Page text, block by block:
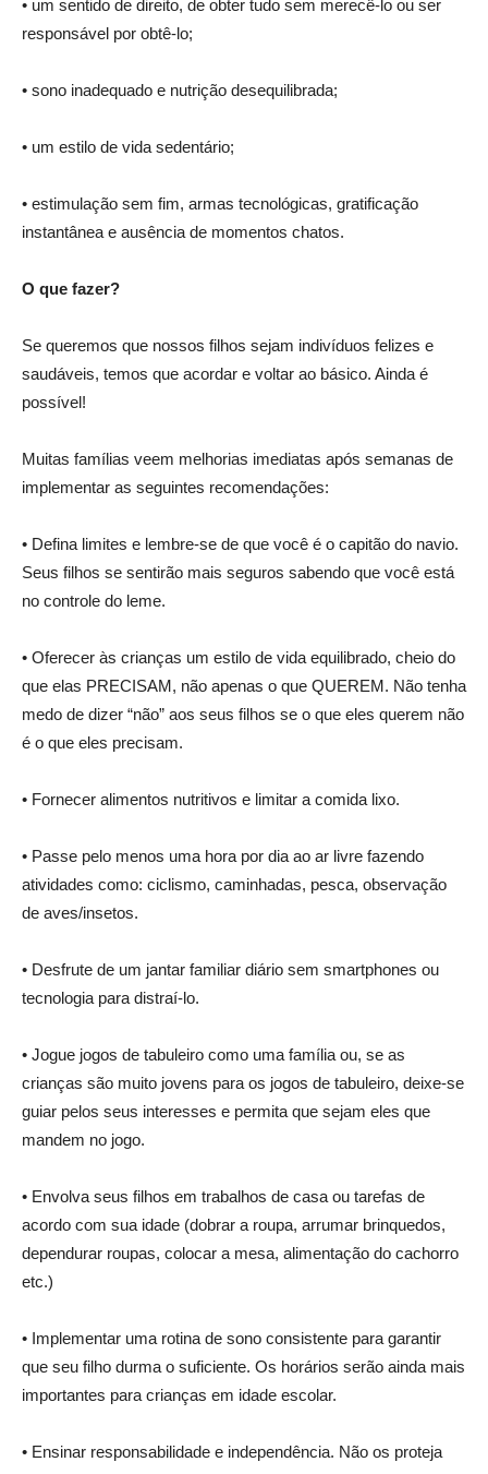
• um sentido de direito, de obter tudo sem merecê-lo ou ser
responsável por obtê-lo;
• sono inadequado e nutrição desequilibrada;
• um estilo de vida sedentário;
• estimulação sem fim, armas tecnológicas, gratificação
instantânea e ausência de momentos chatos.
O que fazer?
Se queremos que nossos filhos sejam indivíduos felizes e
saudáveis, temos que acordar e voltar ao básico. Ainda é
possível!
Muitas famílias veem melhorias imediatas após semanas de
implementar as seguintes recomendações:
• Defina limites e lembre-se de que você é o capitão do navio.
Seus filhos se sentirão mais seguros sabendo que você está
no controle do leme.
• Oferecer às crianças um estilo de vida equilibrado, cheio do
que elas PRECISAM, não apenas o que QUEREM. Não tenha
medo de dizer “não” aos seus filhos se o que eles querem não
é o que eles precisam.
• Fornecer alimentos nutritivos e limitar a comida lixo.
• Passe pelo menos uma hora por dia ao ar livre fazendo
atividades como: ciclismo, caminhadas, pesca, observação
de aves/insetos.
• Desfrute de um jantar familiar diário sem smartphones ou
tecnologia para distraí-lo.
• Jogue jogos de tabuleiro como uma família ou, se as
crianças são muito jovens para os jogos de tabuleiro, deixe-se
guiar pelos seus interesses e permita que sejam eles que
mandem no jogo.
• Envolva seus filhos em trabalhos de casa ou tarefas de
acordo com sua idade (dobrar a roupa, arrumar brinquedos,
dependurar roupas, colocar a mesa, alimentação do cachorro
etc.)
• Implementar uma rotina de sono consistente para garantir
que seu filho durma o suficiente. Os horários serão ainda mais
importantes para crianças em idade escolar.
• Ensinar responsabilidade e independência. Não os proteja